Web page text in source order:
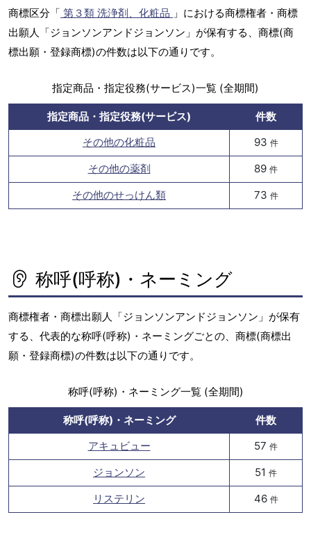
商標区分「 第３類 洗浄剤、化粧品 」における商標権者・商標
出願人「ジョンソンアンドジョンソン」が保有する、商標(商
標出願・登録商標)の件数は以下の通りです。
指定商品・指定役務(サービス)一覧 (全期間)
指定商品・指定役務(サービス)
件数
その他の化粧品
93 件
その他の薬剤 89 件
その他のせっけん類 73 件
称呼(呼称)・ネーミング
商標権者・商標出願人「ジョンソンアンドジョンソン」が保有
する、代表的な称呼(呼称)・ネーミングごとの、商標(商標出
願・登録商標)の件数は以下の通りです。
称呼(呼称)・ネーミング一覧 (全期間)
称呼(呼称)・ネーミング
件数
アキュビュー
57 件
ジョンソン 51 件
リステリン 46 件